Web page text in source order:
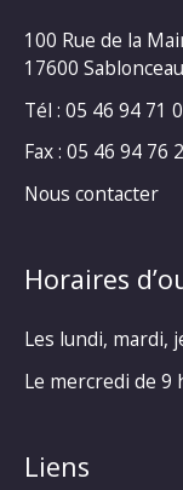
100 Rue de la
17600
Tél : 05 46 94 71
Fax : 05 46 94 76
Nous contacter
Horaires
Les lundi, mardi,
Le mercredi de 9
Liens